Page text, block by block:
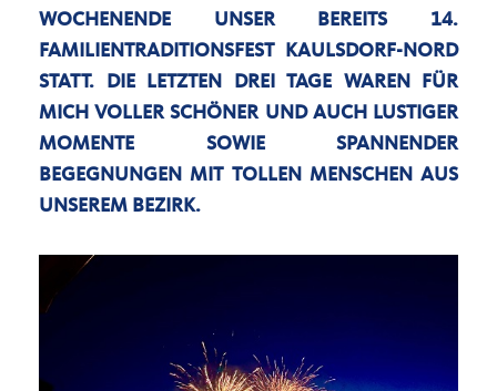
WOCHENENDE UNSER BEREITS 14.
FAMILIENTRADITIONSFEST KAULSDORF-NORD
STATT. DIE LETZTEN DREI TAGE WAREN FÜR
MICH VOLLER SCHÖNER UND AUCH LUSTIGER
MOMENTE SOWIE SPANNENDER
BEGEGNUNGEN MIT TOLLEN MENSCHEN AUS
UNSEREM BEZIRK.